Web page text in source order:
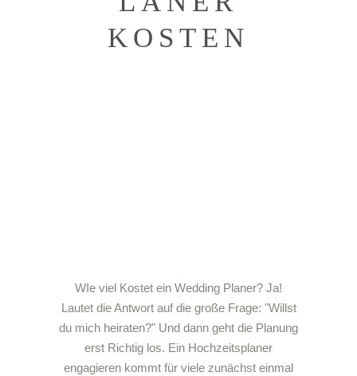
KOSTEN
WIe viel Kostet ein Wedding Planer? Ja!
Lautet die Antwort auf die große Frage: "Willst
du mich heiraten?" Und dann geht die Planung
erst Richtig los. Ein Hochzeitsplaner
engagieren kommt für viele zunächst einmal